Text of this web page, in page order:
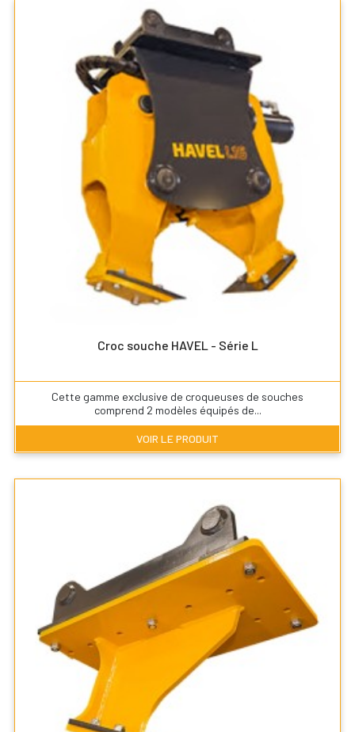
Croc souche HAVEL - Série L
Cette gamme exclusive de croqueuses de souches
comprend 2 modèles équipés de...
VOIR LE PRODUIT